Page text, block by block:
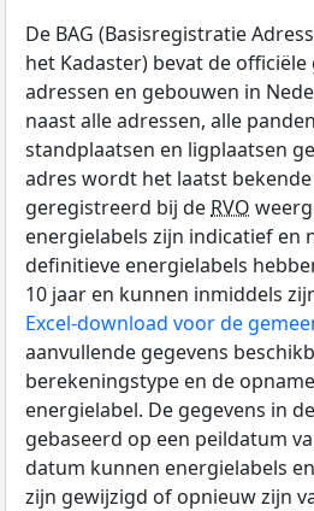
De BAG (Basisregistratie
het Kadaster) bevat de officiële
adressen en gebouwen in
naast alle adressen, alle
standplaatsen en ligplaatsen
adres wordt het laatst
geregistreerd bij de RVO
energielabels zijn indicatief en
definitieve energielabels
10 jaar en kunnen inmiddels
Excel-download voor de
aanvullende gegevens
berekeningstype en de
energielabel. De gegevens in
gebaseerd op een peildatum
datum kunnen energielabels
zijn gewijzigd of opnieuw zijn